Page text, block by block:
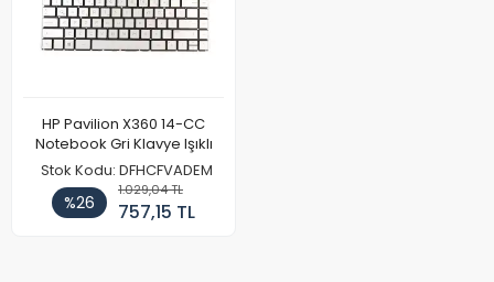
HP Pavilion X360 14-CC
Notebook Gri Klavye Işıklı
Stok Kodu: DFHCFVADEM
%26
1.029,04 TL
757,15 TL